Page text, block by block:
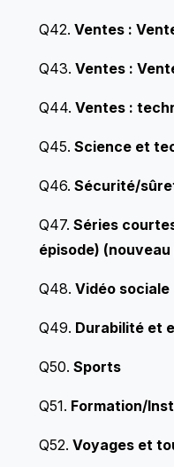
Q42. Ventes :
Q43. Ventes :
Q44. Ventes :
Q45. Science et
Q46. Sécurité/
Q47. Séries
épisode)
Q48. Vidéo sociale
Q49. Durabilité et
Q50. Sports
Q51. Formation/
Q52. Voyages et